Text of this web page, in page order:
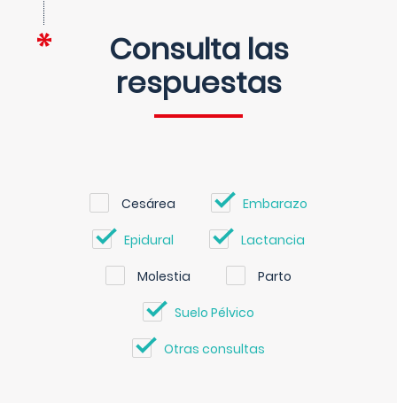
Consulta las
respuestas
Cesárea Embarazo
Epidural Lactancia
Molestia Parto
Suelo Pélvico
Otras consultas